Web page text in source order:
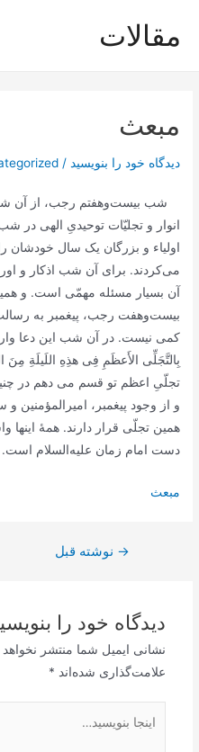
مقالات
مبعث
دیدگاه‌ خود را بنویسید /
شب بیست‌وهفتم رجب، از آن
انوار و تجلیّات توحیدىِ الهى
اولیاء و بزرگان یک سال خودشان
مى‌کردند. برای آن شب اذکار و
آن بسیار مسئله مهمّى است. و
بیست‌وهفت رجب، پیغمبر به
کمى نیست. در آن شب این دعا
بِالتَّجَلِّى الأَعظَمِ فِى هذِهِ اللَيلَةِ مِنَ
تجلّىِ اعظم تو قسم مى دهم در
و از وجود پیغمبر، امیرالمؤمنین و
همین تجلّى قرار دارند. همۀ اینها
دست امام زمان علیه‌السلام است.
مبعث
راهبری
→ نوشته قبل
دیدگاه‌ خود را
نشانی ایمیل شما منتشر
علامت‌گذاری شده‌اند *
بنویسید…